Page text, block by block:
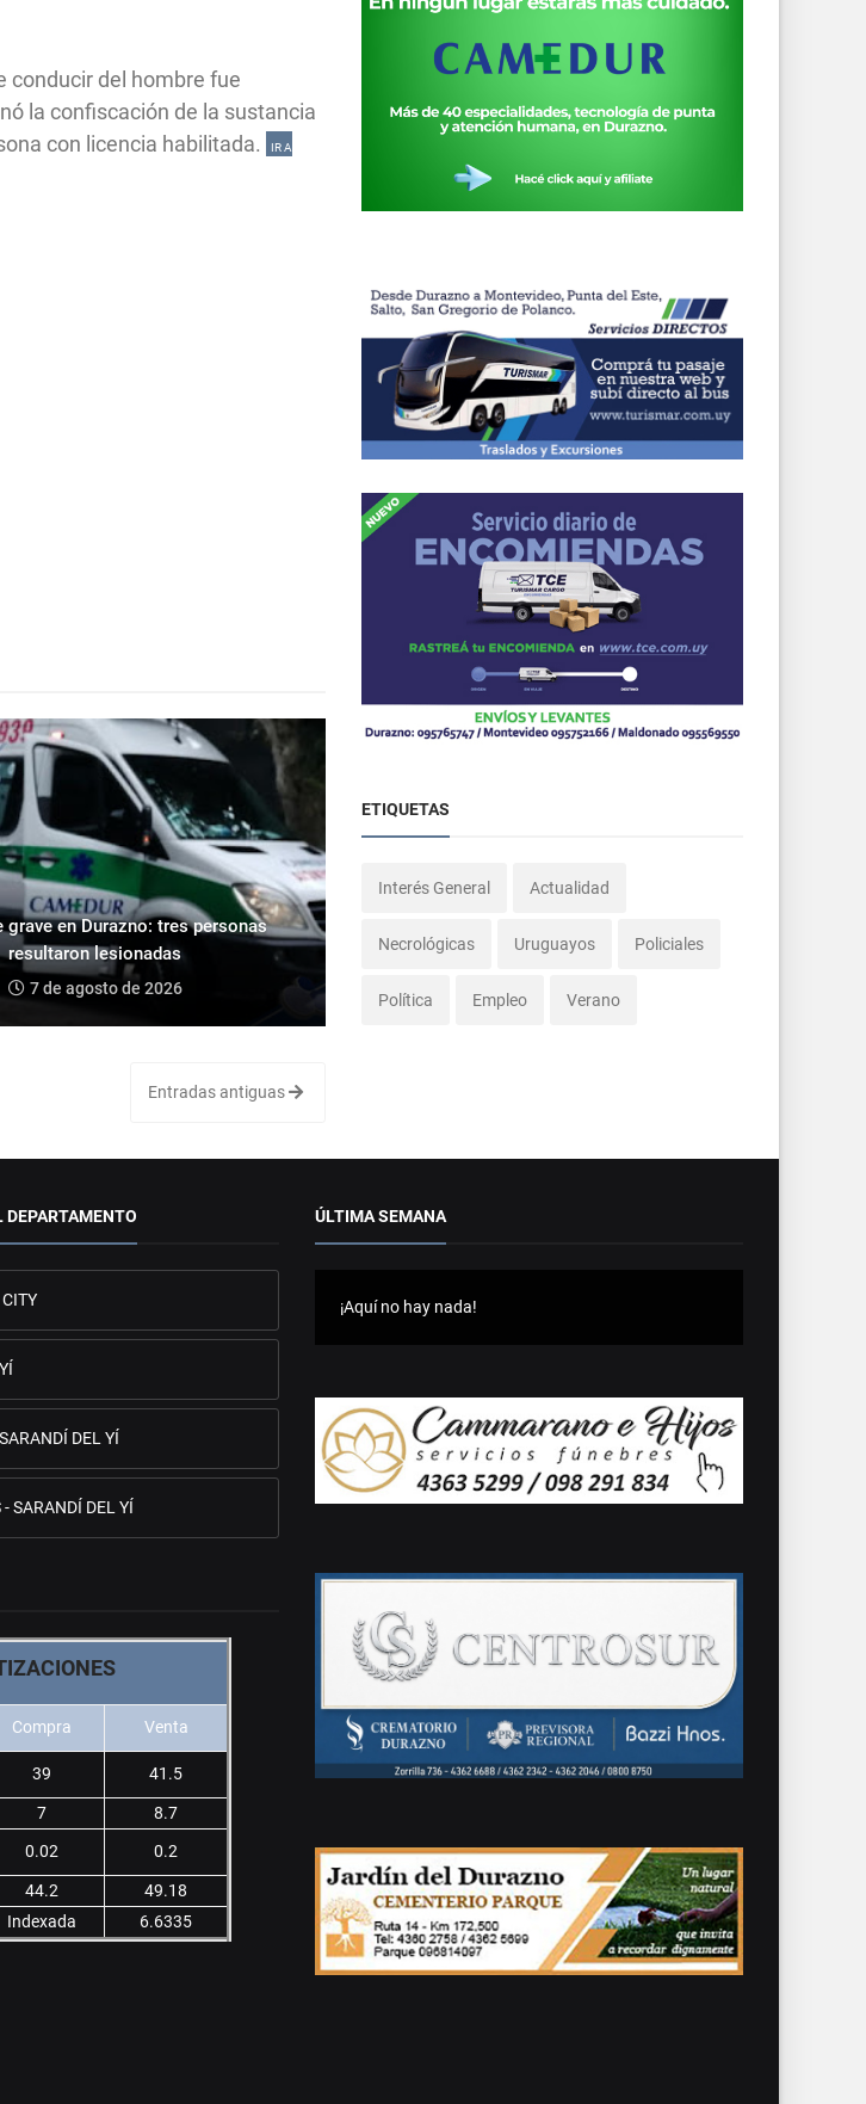
conducir del hombre fue
la confiscación de la sustancia
con licencia habilitada.
IR A
grave en Durazno: tres personas
resultaron lesionadas
7 de agosto de 2026
Entradas antiguas
ETIQUETAS
Interés General Actualidad
Necrológicas Uruguayos Policiales
Política Empleo Verano
DEPARTAMENTO
DEL YÍ
SARANDÍ DEL YÍ
Compra Venta
39 41.5
7
8.7
0.02
0.2
44.2
49.18
Indexada 6.6335
ÚLTIMA SEMANA
¡Aquí no hay nada!